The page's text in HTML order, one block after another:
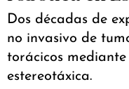
Dos décadas de
no invasivo de
torácicos
estereotáxica.